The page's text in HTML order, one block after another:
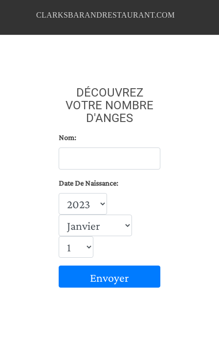
CLARKSBARANDRESTAURANT.COM
DÉCOUVREZ
VOTRE NOMBRE
D'ANGES
Nom:
Date De Naissance:
Envoyer